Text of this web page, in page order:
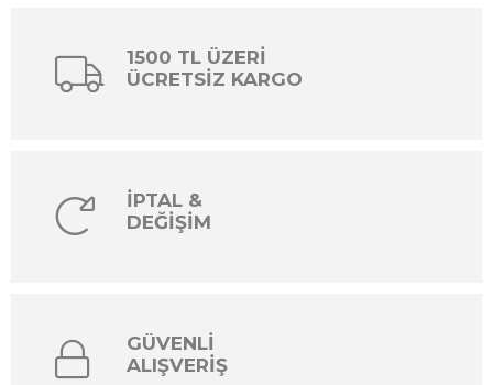
1500 TL ÜZERİ
ÜCRETSİZ KARGO
İPTAL &
DEĞİŞİM
GÜVENLİ
ALIŞVERİŞ